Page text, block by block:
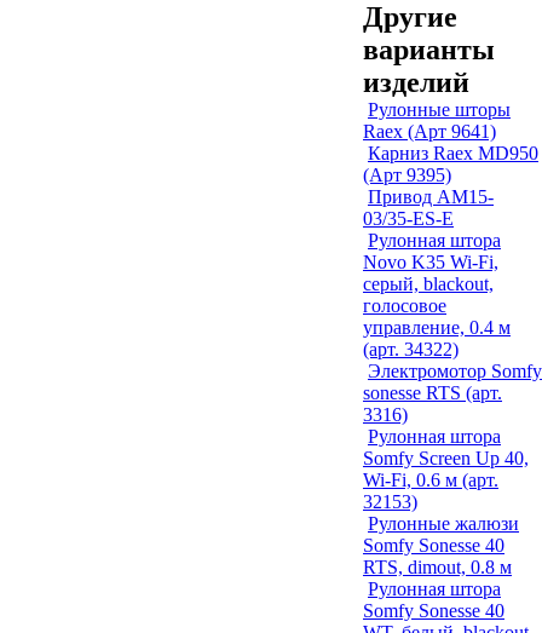
Другие
варианты
изделий
Рулонные шторы
Raex (Арт 9641)
Карниз Raex MD950
(Арт 9395)
Привод AM15-
03/35-ES-E
Рулонная штора
Novo K35 Wi-Fi,
серый, blackout,
голосовое
управление, 0.4 м
(арт. 34322)
Электромотор Somfy
sonesse RTS (арт.
3316)
Рулонная штора
Somfy Screen Up 40,
Wi-Fi, 0.6 м (арт.
32153)
Рулонные жалюзи
Somfy Sonesse 40
RTS, dimout, 0.8 м
Рулонная штора
Somfy Sonesse 40